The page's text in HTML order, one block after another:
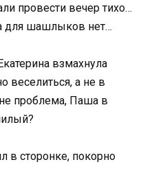
провести вечер тихо…
для шашлыков нет…
взмахнула
веселиться, а не в
проблема, Паша в
в сторонке, покорно